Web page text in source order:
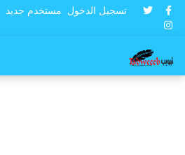
تسجيل الدخول مستخدم جديد